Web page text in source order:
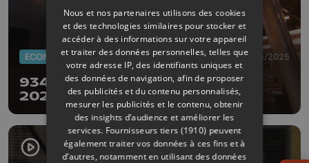
ECONOMIE 04/06/2025
934 millions d’euro pour le bilan
2024 de la FN Browning
Nous et nos partenaires utilisons des cookies
et des technologies similaires pour stocker et
accéder à des informations sur votre appareil
et traiter des données personnelles, telles que
votre adresse IP, des identifiants uniques et
des données de navigation, afin de proposer
des publicités et du contenu personnalisés,
mesurer les publicités et le contenu, obtenir
des insights d’audience et améliorer les
services. Fournisseurs tiers (1910) peuvent
également traiter vos données à ces fins et à
d’autres, notamment en utilisant des données